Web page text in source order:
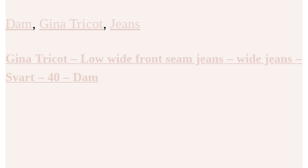
Dam, Gina Tricot, Jeans
Gina Tricot – Low wide front seam jeans – wide jeans –
Svart – 40 – Dam